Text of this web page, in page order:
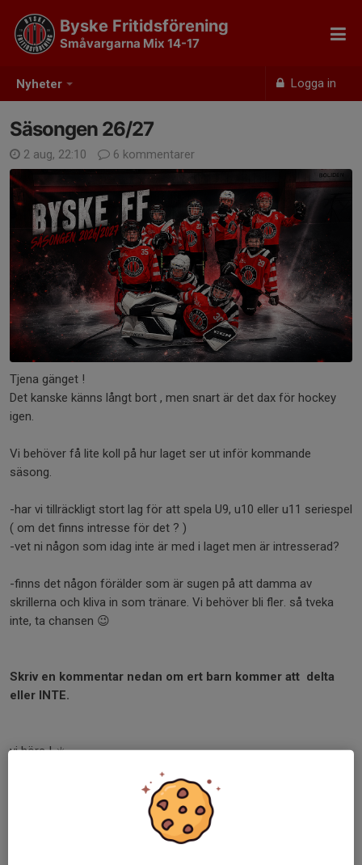
Nyheter Logga in
Byske Fritidsförening
Småvargarna Mix 14-17
Säsongen 26/27
2 aug, 22:10 6 kommentarer
Tjena gänget !
Det kanske känns långt bort , men snart är det dax för hockey
igen.
Vi behöver få lite koll på hur laget ser ut inför kommande
säsong.
-har vi tillräckligt stort lag för att spela U9, u10 eller u11 seriespel
( om det finns intresse för det ? )
-vet ni någon som idag inte är med i laget men är intresserad?
-finns det någon förälder som är sugen på att damma av
skrillerna och kliva in som tränare. Vi behöver bli fler. så tveka
inte, ta chansen 😉
Skriv en kommentar nedan om ert barn kommer att delta
eller INTE.
vi hörs ! ☀️